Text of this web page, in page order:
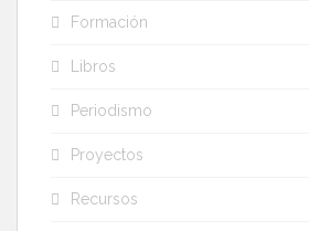
Formación
Libros
Periodismo
Proyectos
Recursos